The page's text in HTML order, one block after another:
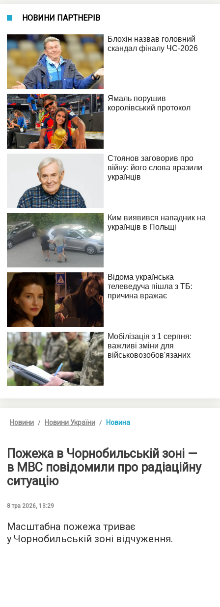
НОВИНИ ПАРТНЕРІВ
Новини Новини України Новина
Пожежа в Чорнобильській зоні —
в МВС повідомили про радіаційну
ситуацію
8 тра 2026, 13:29
Масштабна пожежа триває
у Чорнобильській зоні відчуження.